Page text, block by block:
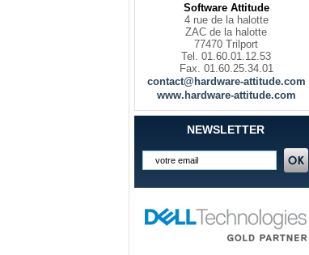
Software Attitude
4 rue de la halotte
ZAC de la halotte
77470 Trilport
Tel. 01.60.01.12.53
Fax. 01.60.25.34.01
contact@hardware-attitude.com
www.hardware-attitude.com
NEWSLETTER